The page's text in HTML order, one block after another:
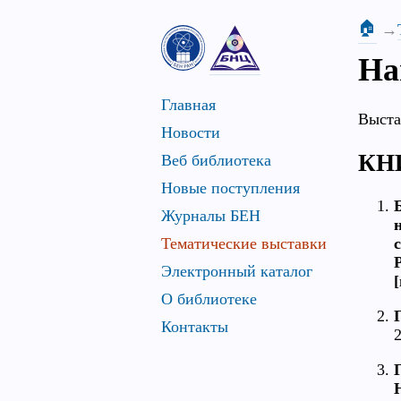
Главная
Новости
Веб библиотека
Новые поступления
Журналы БЕН
Тематические выставки
Электронный каталог
О библиотеке
Контакты
🏠